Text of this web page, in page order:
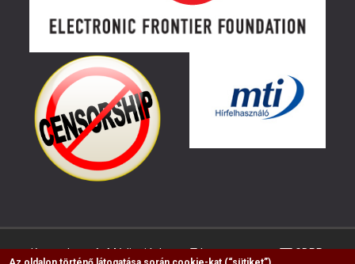
Kapcsolat Médiaajánlat Impresszum GDPR